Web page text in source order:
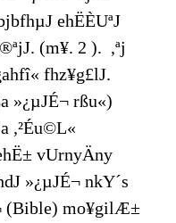
ehËÈUªJ
(m¥. 2 ). ,ªj
fhz¥g£lJ.
»¿µJÉ¬ rßu«)
,²Éu©L«
vUrnyÄny
»¿µJÉ¬ nkY´s
(Bible) mo¥gilÆ±